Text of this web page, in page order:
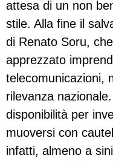
attesa di un non
stile. Alla fine il
di Renato Soru,
apprezzato
telecomunicazioni,
rilevanza
disponibilità per
muoversi con
infatti, almeno a